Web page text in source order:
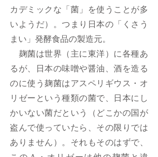
カデミックな「菌」を使うことが多
いようだ）。つまり日本の「くさう
まい」発酵食品の製造元。
麹菌は世界（主に東洋）に各種あ
るが、日本の味噌や醤油、酒を造る
のに使う麹菌はアスペリギウス・オ
リゼーという種類の菌で、日本にし
かいない菌だという（どこかの国が
盗んで使っていたら、その限りでは
ありません）。それもそのはずで、